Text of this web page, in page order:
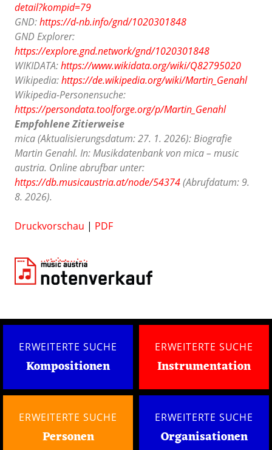
detail?kompid=79
GND:https://d-nb.info/gnd/1020301848
GND Explorer:
https://explore.gnd.network/gnd/1020301848
WIKIDATA:https://www.wikidata.org/wiki/Q82795020
Wikipedia:https://de.wikipedia.org/wiki/Martin_Genahl
Wikipedia-Personensuche:
https://persondata.toolforge.org/p/Martin_Genahl
Empfohlene Zitierweise
mica (Aktualisierungsdatum: 27. 1. 2026): Biografie
Martin Genahl. In: Musikdatenbank von mica – music
austria. Online abrufbar unter:
https://db.musicaustria.at/node/54374(Abrufdatum: 9.
8. 2026).
Druckvorschau | PDF
ERWEITERTE SUCHE
Kompositionen
ERWEITERTE SUCHE
Instrumentation
ERWEITERTE SUCHE
Personen
ERWEITERTE SUCHE
Organisationen